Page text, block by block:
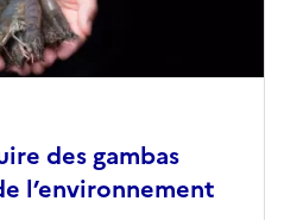
des gambas
l’environnement